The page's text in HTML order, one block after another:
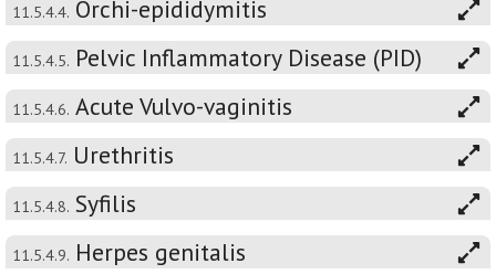
11.5.4.4. Orchi-epididymitis
11.5.4.5. Pelvic Inflammatory Disease (PID)
11.5.4.6. Acute Vulvo-vaginitis
11.5.4.7. Urethritis
11.5.4.8. Syfilis
11.5.4.9. Herpes genitalis